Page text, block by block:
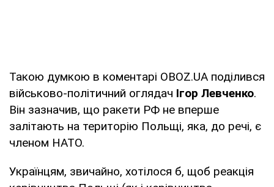
Такою думкою в коментарі OBOZ.UA поділився
військово-політичний оглядач Ігор Левченко.
Він зазначив, що ракети РФ не вперше
залітають на територію Польщі, яка, до речі, є
членом НАТО.
Українцям, звичайно, хотілося б, щоб реакція